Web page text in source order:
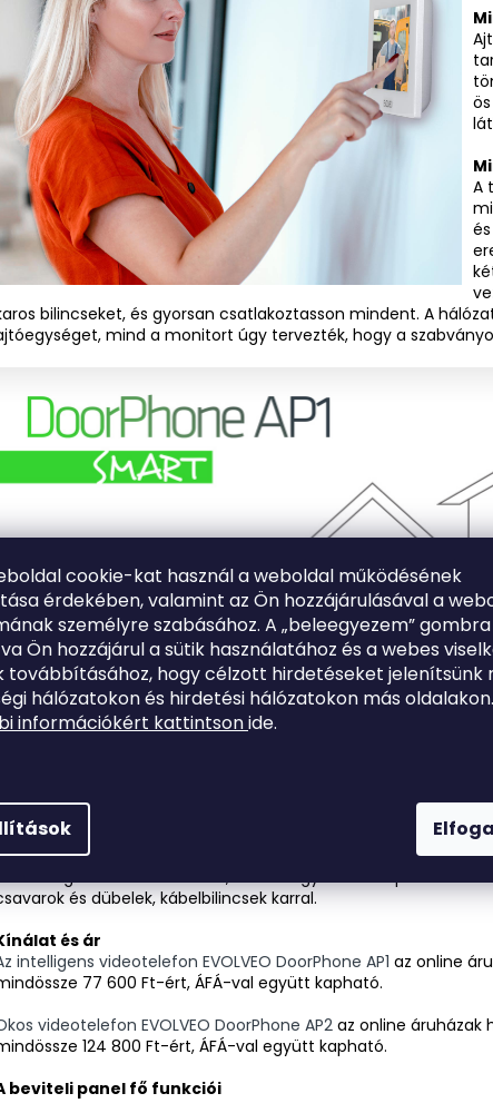
cookie-kat használ a weboldal működésének
érdekében, valamint az Ön hozzájárulásával a
személyre szabásához. A „beleegyezem” gombra
Ön hozzájárul a sütik használatához és a webes
továbbításához, hogy célzott hirdetéseket jelenítsünk
hálózatokon és hirdetési hálózatokon más oldalakon.
információkért kattintsonide.
A
bilincseket, és gyorsan csatlakoztasson mindent. A
mind a monitort úgy tervezték, hogy a
csomag tartalmaz mindent, ami az egyszerű telepítéshez
és dübelek, kábelbilincsek karral.
és ár
intelligens videotelefon EVOLVEO DoorPhone AP1 az online
77 600 Ft-ért, ÁFÁ-val együtt kapható.
videotelefon EVOLVEO DoorPhone AP2 az online áruházak
124 800 Ft-ért, ÁFÁ-val együtt kapható.
beviteli panel fő funkciói